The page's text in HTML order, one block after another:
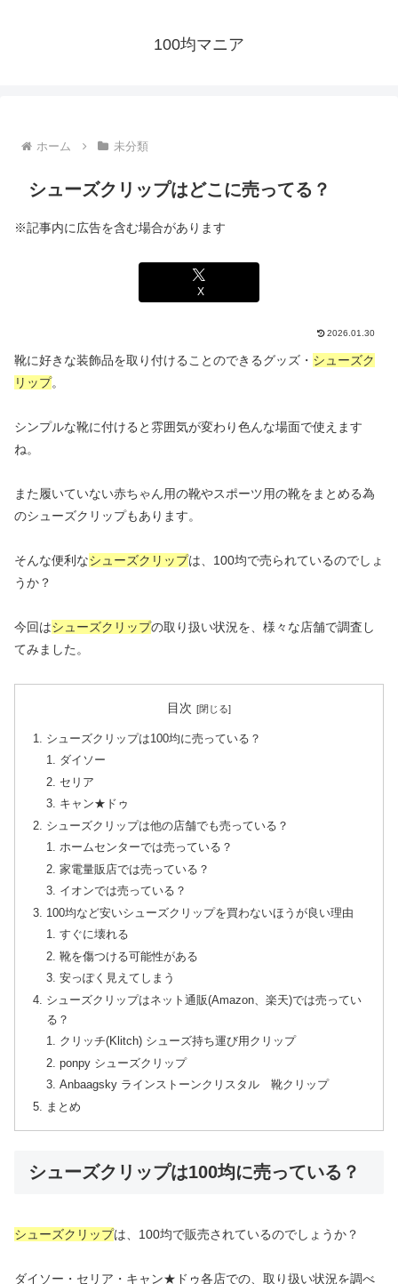
100均マニア
ホーム 未分類
シューズクリップはどこに売ってる？
※記事内に広告を含む場合があります
X
2026.01.30
靴に好きな装飾品を取り付けることのできるグッズ・ シューズク
リップ。
シンプルな靴に付けると雰囲気が変わり色んな場面で使えます
ね。
また履いていない赤ちゃん用の靴やスポーツ用の靴をまとめる為
のシューズクリップもあります。
そんな便利なシューズクリップは、100均で売られているのでしょ
うか？
今回はシューズクリップの取り扱い状況を、様々な店舗で調査し
てみました。
目次
シューズクリップは100均に売っている？
ダイソー
セリア
キャン★ドゥ
シューズクリップは他の店舗でも売っている？
ホームセンターでは売っている？
家電量販店では売っている？
イオンでは売っている？
100均など安いシューズクリップを買わないほうが良い理由
すぐに壊れる
靴を傷つける可能性がある
安っぽく見えてしまう
シューズクリップはネット通販(Amazon、楽天)では売ってい
る？
クリッチ(Klitch) シューズ持ち運び用クリップ
ponpy シューズクリップ
Anbaagsky ラインストーンクリスタル 靴クリップ
まとめ
シューズクリップは100均に売っている？
シューズクリップは、100均で販売されているのでしょうか？
ダイソー・セリア・キャン★ドゥ各店での、取り扱い状況を調べ